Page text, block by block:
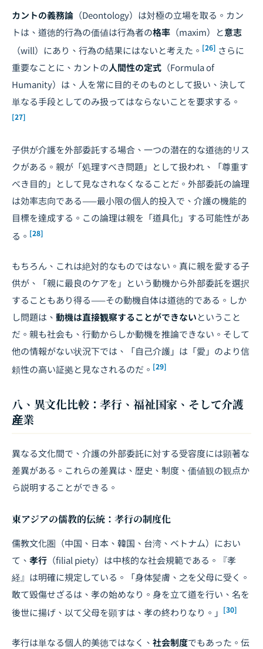
カントの義務論 （Deontology）は対極の立場を取る。カン
トは、道徳的行為の価値は行為者の格率 （maxim）と意志
（will）にあり、行為の結果にはないと考えた。 [26] さらに
重要なことに、カントの人間性の定式 （Formula of
Humanity）は、人を常に目的そのものとして扱い、決して
単なる手段としてのみ扱ってはならないことを要求する。
[27]
子供が介護を外部委託する場合、一つの潜在的な道徳的リス
クがある。親が「処理すべき問題」として扱われ、「尊重す
べき目的」として見なされなくなることだ。外部委託の論理
は効率志向である——最小限の個人的投入で、介護の機能的
目標を達成する。この論理は親を「道具化」する可能性があ
る。 [28]
もちろん、これは絶対的なものではない。真に親を愛する子
供が、「親に最良のケアを」という動機から外部委託を選択
することもあり得る——その動機自体は道徳的である。しか
し問題は、 動機は直接観察することができないということ
だ。親も社会も、行動からしか動機を推論できない。そして
他の情報がない状況下では、「自己介護」は「愛」のより信
頼性の高い証拠と見なされるのだ。 [29]
八、異文化比較：孝行、福祉国家、そして介護
産業
異なる文化間で、介護の外部委託に対する受容度には顕著な
差異がある。これらの差異は、歴史、制度、価値観の観点か
ら説明することができる。
東アジアの儒教的伝統：孝行の制度化
儒教文化圏（中国、日本、韓国、台湾、ベトナム）におい
て、 孝行 （filial piety）は中核的な社会規範である。『孝
経』は明確に規定している。「身体髪膚、之を父母に受く。
敢て毀傷せざるは、孝の始めなり。身を立て道を行い、名を
後世に揚げ、以て父母を顕すは、孝の終わりなり。」 [30]
孝行は単なる個人的美徳ではなく、 社会制度でもあった。伝